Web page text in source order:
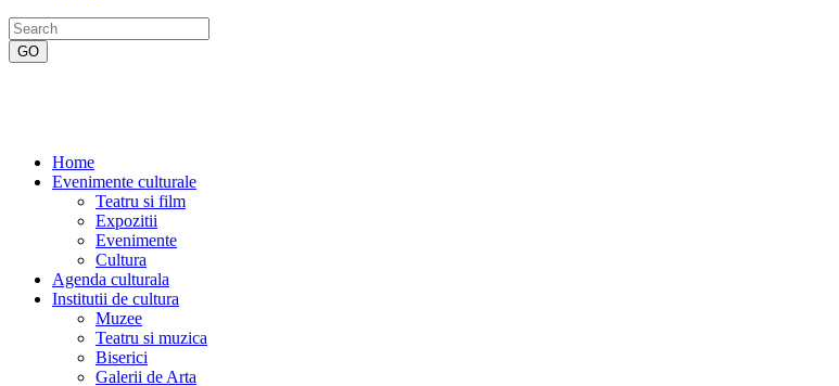
Home
Evenimente culturale
Teatru si film
Expozitii
Evenimente
Cultura
Agenda culturala
Institutii de cultura
Muzee
Teatru si muzica
Biserici
Galerii de Arta